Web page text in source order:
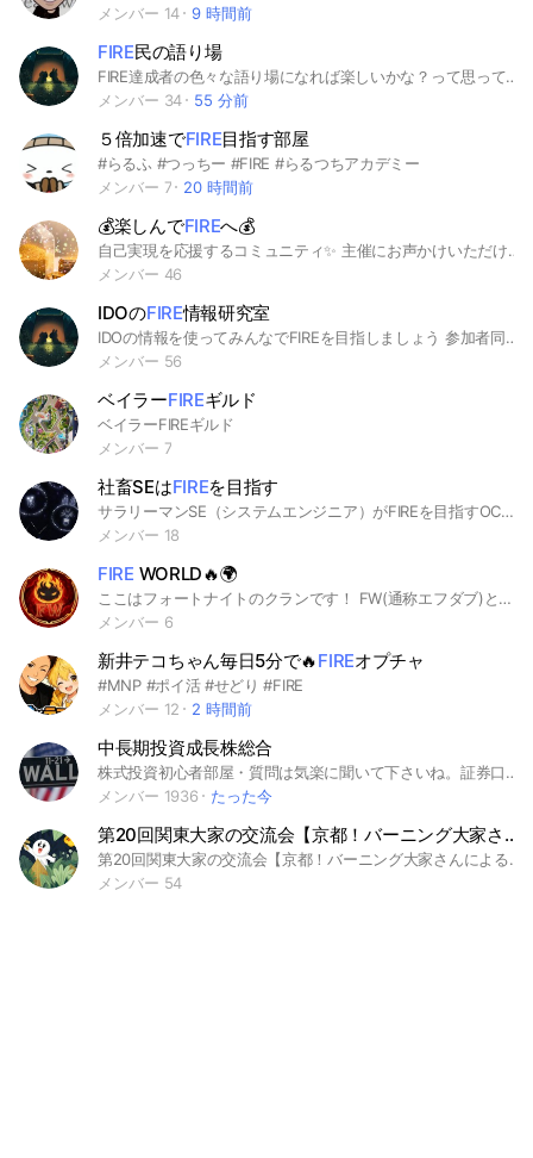
メンバー 14
9 時間前
FIRE民の語り場
FIRE達成者の色々な語り場になれば楽しいかな？って思って作りました 資産自慢(マウント行為)をする詐欺行為は禁止させて頂きます 普段何してる？趣味とかFIRE民ならではの悩みとか話し合いましょう FIRE達成したって方でお願いします
メンバー 34
55 分前
５倍加速でFIRE目指す部屋
#らるふ #つっちー #FIRE #らるつちアカデミー
メンバー 7
20 時間前
💰楽しんでFIREへ💰
自己実現を応援するコミュニティ✨ 主催にお声かけいただければ、主催イベントの告知等していただけます📝 Ｆinancial Ｉndependence Ｒetire Ｅarly ※※※ 参加の際は他の参加者の安全の為、 名前を「フルネーム」に 設定いただきますよう お願いいたします。 ※※※ FIREとは、 経済的に自立して ヘトヘトになるまで 働かない選択ができる状態 を指します。 ロバート・キヨサキさん によって作られた教材用 「CASH FLOW」ボードゲーム を活用して楽しみながら FIREを目指していきます。 オンラインで参加いただけます。 リアル開催時は、 コロナ対策として、 体温測定、アルコール消毒など を行なっております。 ご参加されましたら、 ノートを読んでいただきますよう お願いします。
メンバー 46
IDOのFIRE情報研究室
IDOの情報を使ってみんなでFIREを目指しましょう 参加者同士でお互いに有意義なコミュニティを作りましょう
メンバー 56
ベイラーFIREギルド
ベイラーFIREギルド
メンバー 7
社畜SEはFIREを目指す
サラリーマンSE（システムエンジニア）がFIREを目指すOCです。FIREを目指して色々情報交換しましょう。管理人は社畜、投資詐欺、パワハラ休職、退職転職という過去を経て、現在、本業のみで月収100万円を達成しました。このままFIREまで駆け抜けます。そんな私と一緒にFIREを目指してみませんか？。SEならではのお悩み相談など気軽に参加して下さい😊 #SE #システムエンジニア #FIRE
メンバー 18
FIRE WORLD🔥🌍
ここはフォートナイトのクランです！ FW(通称エフダブ)という名前です！ FWの略はFIRE WORlD(ファイヤーワールド) クランに入りたい人は是非入ってね！ 初心者でも大歓迎入ってくれるだけで嬉しいです‼️ 名前は別に変えなくてもいいです❗ #FWクラン #フォートナイト #雑談 #世界目指す #ゲーム
メンバー 6
新井テコちゃん毎日5分で🔥FIREオプチャ
#MNP #ポイ活 #せどり #FIRE
メンバー 12
2 時間前
中長期投資成長株総合
株式投資初心者部屋・質問は気楽に聞いて下さいね。証券口座の作り方から投資で、FIREしたい方まで全て、お話しします。(^^)(^^)(^^)(^^)(^^)
メンバー 1936
たった今
第20回関東大家の交流会【京都！バーニング大家さんによる、バーニングセミナー】公務員
第20回関東大家の交流会【京都！バーニング大家さんによる、バーニングセミナー】公務員FIRE 元気が出る大家の会主催者、バーニング大家さんをお呼びして公務員からのFIRE列伝をセミナーしていただきます！
メンバー 54